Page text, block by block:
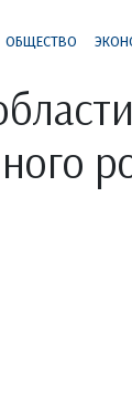
ОБЩЕСТВО